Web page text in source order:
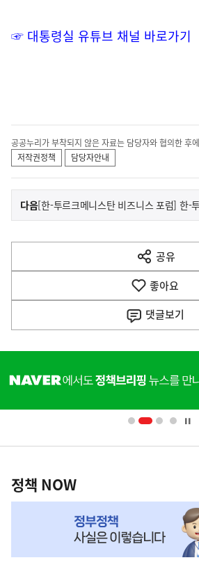
☞ 대통령실 유튜브 채널 바로가기
공공누리가 부착되지 않은 자료는 담당자와 협의한 후
저작권정책
담당자안내
이
전
다
음
다음기
사
공유
열
기
좋아요
댓글보기
단
배
영
책
NOW,
정책 NOW